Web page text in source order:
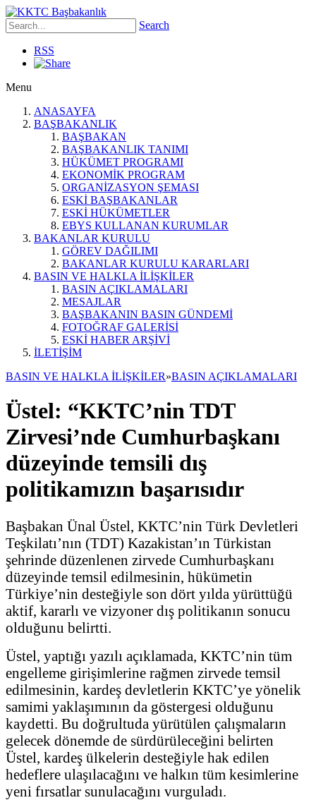
Search
RSS
Menu
ANASAYFA
BAŞBAKANLIK
BAŞBAKAN
BAŞBAKANLIK TANIMI
HÜKÜMET PROGRAMI
EKONOMİK PROGRAM
ORGANİZASYON ŞEMASI
ESKİ BAŞBAKANLAR
ESKİ HÜKÜMETLER
EBYS KULLANAN KURUMLAR
BAKANLAR KURULU
GÖREV DAĞILIMI
BAKANLAR KURULU KARARLARI
BASIN VE HALKLA İLİŞKİLER
BASIN AÇIKLAMALARI
MESAJLAR
BAŞBAKANIN BASIN GÜNDEMİ
FOTOĞRAF GALERİSİ
ESKİ HABER ARŞİVİ
İLETİŞİM
BASIN VE HALKLA İLİŞKİLER»BASIN AÇIKLAMALARI
Üstel: “KKTC’nin TDT
Zirvesi’nde Cumhurbaşkanı
düzeyinde temsili dış
politikamızın başarısıdır
Başbakan Ünal Üstel, KKTC’nin Türk Devletleri
Teşkilatı’nın (TDT) Kazakistan’ın Türkistan
şehrinde düzenlenen zirvede Cumhurbaşkanı
düzeyinde temsil edilmesinin, hükümetin
Türkiye’nin desteğiyle son dört yılda yürüttüğü
aktif, kararlı ve vizyoner dış politikanın sonucu
olduğunu belirtti.
Üstel, yaptığı yazılı açıklamada, KKTC’nin tüm
engelleme girişimlerine rağmen zirvede temsil
edilmesinin, kardeş devletlerin KKTC’ye yönelik
samimi yaklaşımının da göstergesi olduğunu
kaydetti. Bu doğrultuda yürütülen çalışmaların
gelecek dönemde de sürdürüleceğini belirten
Üstel, kardeş ülkelerin desteğiyle hak edilen
hedeflere ulaşılacağını ve halkın tüm kesimlerine
yeni fırsatlar sunulacağını vurguladı.